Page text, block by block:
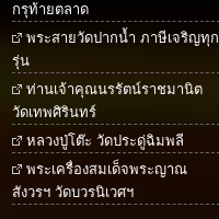
กรุท้ายตลาด
พระสายวัดปากน้ำ ภาษีเจริญทุก
รุ่น
ท่านเจ้าคุณนรรัตน์ราชมานิต
วัดเทพศิรินทร์
หลวงปู่โต๊ะ วัดประดู่ฉิมพลี
พระเครื่องสมเด็จพระญาณ
สังวรฯ วัดบวรนิเวศฯ